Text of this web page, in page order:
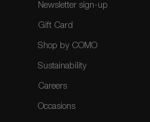
Newsletter sign-up
Gift Card
Shop by COMO
Sustainability
Careers
Occasions